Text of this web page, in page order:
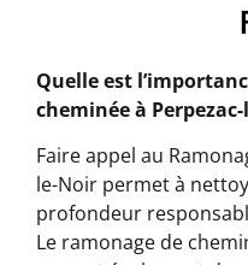
Quelle est
cheminée à
Faire appel au
le-Noir permet à
profondeur
Le ramonage de